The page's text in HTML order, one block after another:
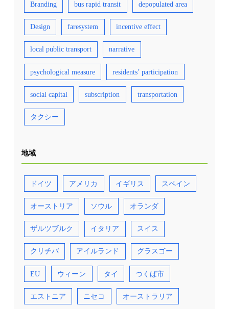
Branding bus rapid transit depopulated area
Design faresystem incentive effect
local public transport narrative
psychological measure residents’ participation
social capital subscription transportation
タクシー
地域
ドイツ アメリカ イギリス スペイン
オーストリア ソウル オランダ
ザルツブルク イタリア スイス
クリチバ アイルランド グラスゴー
EU ウィーン タイ つくば市
エストニア ニセコ オーストラリア